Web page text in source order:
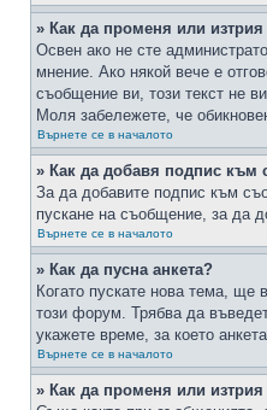
» Как да променя или
Освен ако не сте
мнение. Ако някой вече е
съобщение ви, този текст не
Моля забележете, че
Върнете се в началото
» Как да добавя подпис към
За да добавите подпис към
пускане на съобщение, за да
Върнете се в началото
» Как да пусна анкета?
Когато пускате нова тема,
този форум. Трябва да
укажете време, за което
Върнете се в началото
» Как да променя или изтрия